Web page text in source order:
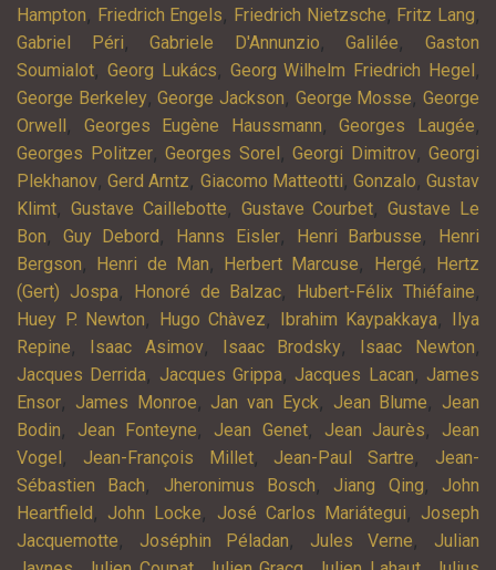
Hampton, Friedrich Engels, Friedrich Nietzsche, Fritz Lang,
Gabriel Péri,Gabriele D'Annunzio,Galilée,Gaston
Soumialot, Georg Lukács, Georg Wilhelm Friedrich Hegel ,
George Berkeley,George Jackson, George Mosse,George
Orwell , Georges Eugène Haussmann,Georges Laugée,
Georges Politzer, Georges Sorel , Georgi Dimitrov, Georgi
Plekhanov,Gerd Arntz, Giacomo Matteotti, Gonzalo,Gustav
Klimt, Gustave Caillebotte, Gustave Courbet,Gustave Le
Bon, Guy Debord , Hanns Eisler, Henri Barbusse,
Henri
Bergson, Henri de Man, Herbert Marcuse, Hergé,
Hertz
(Gert) Jospa, Honoré de Balzac, Hubert-Félix Thiéfaine,
Huey P. Newton, Hugo Chàvez, Ibrahim Kaypakkaya,
Ilya
Repine, Isaac Asimov, Isaac Brodsky, Isaac Newton,
Jacques Derrida, Jacques Grippa, Jacques Lacan, James
Ensor, James Monroe, Jan van Eyck, Jean Blume, Jean
Bodin, Jean Fonteyne, Jean Genet, Jean Jaurès, Jean
Vogel , Jean-François Millet, Jean-Paul Sartre, Jean-
Sébastien Bach, Jheronimus Bosch, Jiang Qing, John
Heartfield , John Locke, José Carlos Mariátegui, Joseph
Jacquemotte, Joséphin Péladan, Jules Verne, Julian